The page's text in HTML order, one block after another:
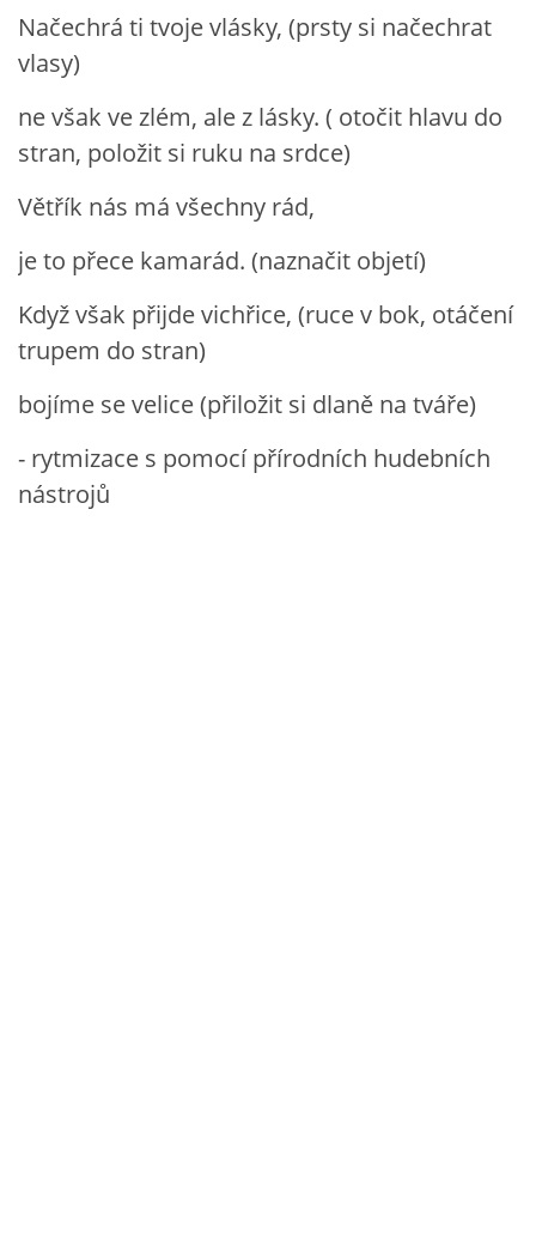
Načechrá ti tvoje vlásky, (prsty si načechrat
vlasy)
ne však ve zlém, ale z lásky. ( otočit hlavu do
stran, položit si ruku na srdce)
Větřík nás má všechny rád,
je to přece kamarád. (naznačit objetí)
Když však přijde vichřice, (ruce v bok, otáčení
trupem do stran)
bojíme se velice (přiložit si dlaně na tváře)
- rytmizace s pomocí přírodních hudebních
nástrojů